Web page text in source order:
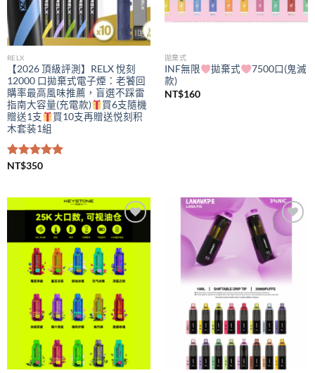
RELX
【2026 頂級評測】RELX 悅刻
12000 口拋棄式電子煙：老饕回
購率最高風味推薦，盲選不踩雷
指南大容量(充電款)
買6支隨機
贈送1支
買10支再贈送悦刻积
木套装1組
評分5.00
NT$350
拋棄式
INF無限 拋棄式
7500口(鬼滅
款)
NT$160
Add to
wishlist
Add to
wishlist